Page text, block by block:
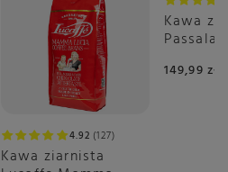
4.92 127
Kawa ziarnista
Kawa
149,99 zł